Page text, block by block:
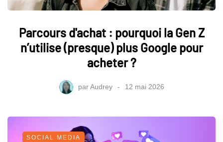
Parcours d'achat : pourquoi la Gen Z
n’utilise (presque) plus Google pour
acheter ?
parAudrey 12 mai 2026
SOCIAL MEDIA